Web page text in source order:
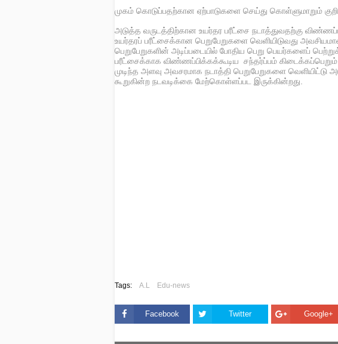
முகம் கொடுப்பதற்கான ஏற்பாடுகளை செய்து கொள்ளுமாறும்
அடுத்த வருடத்திற்கான உயர்தர பரீட்சை நடாத்துவதற்கு
உயர்தரப் பரீட்சைக்கான பெறுபேறுகளை வெளியிடுவது
பெறுபேறுகளின் அடிப்படையில் போதிய பெறு பெயர்களைப்
பரீட்சைக்காக விண்ணப்பிக்கக்கூடிய சந்தர்ப்பம்
முடிந்த அளவு அவசரமாக நடாத்தி பெறுபேறுகளை
கூறுகின்ற நடவடிக்கை மேற்கொள்ளப்பட இருக்கின்றது.
Tags: A.L Edu-news
Facebook Twitter Google+